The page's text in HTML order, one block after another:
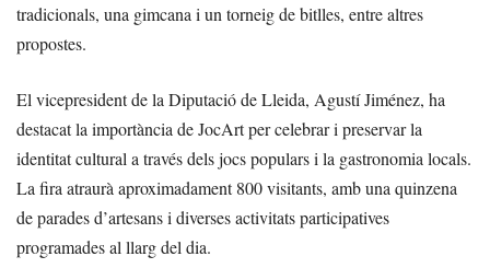
tradicionals, una gimcana i un torneig de bitlles, entre altres
propostes.
El vicepresident de la Diputació de Lleida, Agustí Jiménez, ha
destacat la importància de JocArt per celebrar i preservar la
identitat cultural a través dels jocs populars i la gastronomia locals.
La fira atraurà aproximadament 800 visitants, amb una quinzena
de parades d’artesans i diverses activitats participatives
programades al llarg del dia.